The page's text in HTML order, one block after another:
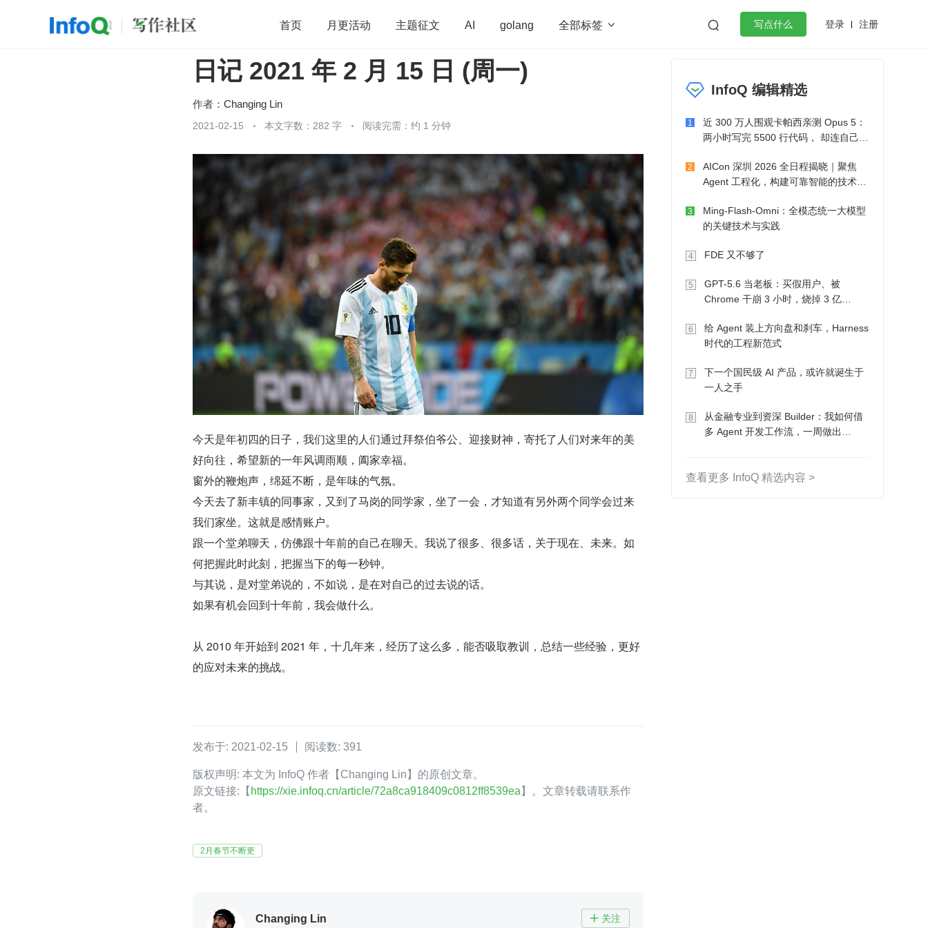
首页 月更活动 主题征文 AI golang 全部标签   写点什么 登录 注册
开源 架构 OpenHarmony 算法 学习方法
微服务架构 flutter
日记 2021 年 2 月 15 日 (周一)
作者： Changing Lin
2021-02-15 本文字数：282 字 阅读完需：约 1 分钟
今天是年初四的日子，我们这里的人们通过拜祭伯爷公、迎接财神，寄托了人们对来年的美
好向往，希望新的一年风调雨顺，阖家幸福。
窗外的鞭炮声，绵延不断，是年味的气氛。
今天去了新丰镇的同事家，又到了马岗的同学家，坐了一会，才知道有另外两个同学会过来
我们家坐。这就是感情账户。
跟一个堂弟聊天，仿佛跟十年前的自己在聊天。我说了很多、很多话，关于现在、未来。如
何把握此时此刻，把握当下的每一秒钟。
与其说，是对堂弟说的，不如说，是在对自己的过去说的话。
如果有机会回到十年前，我会做什么。
从 2010 年开始到 2021 年，十几年来，经历了这么多，能否吸取教训，总结一些经验，更好
的应对未来的挑战。
发布于: 2021-02-15 阅读数: 391
版权声明: 本文为 InfoQ 作者【Changing Lin】的原创文章。
原文链接:【 https://xie.infoq.cn/article/72a8ca918409c0812ff8539ea】。文章转载请联系作
者。
2月春节不断更
Changing Lin  关注
InfoQ 编辑精选
1
近 300 万人围观卡帕西亲测 Opus 5：
两小时写完 5500 行代码， 却连自己写
2
AICon 深圳 2026 全日程揭晓｜聚焦
Agent 工程化，构建可靠智能的技术路
3
Ming-Flash-Omni：全模态统一大模型
的关键技术与实践
4 FDE 又不够了
5
GPT-5.6 当老板：买假用户、被
Chrome 干崩 3 小时，烧掉 3 亿
6
给 Agent 装上方向盘和刹车，Harness
时代的工程新范式
7
下一个国民级 AI 产品，或许就诞生于
一人之手
8
从金融专业到资深 Builder：我如何借
多 Agent 开发工作流，一周做出
查看更多 InfoQ 精选内容 >